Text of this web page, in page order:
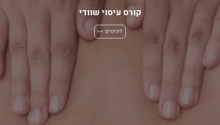
קורס עיסוי שוודי
לפרטים >>